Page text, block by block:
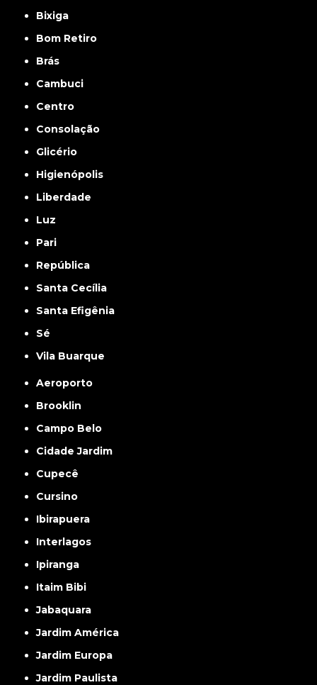
Bixiga
Bom Retiro
Brás
Cambuci
Centro
Consolação
Glicério
Higienópolis
Liberdade
Luz
Pari
República
Santa Cecília
Santa Efigênia
Sé
Vila Buarque
Aeroporto
Brooklin
Campo Belo
Cidade Jardim
Cupecê
Cursino
Ibirapuera
Interlagos
Ipiranga
Itaim Bibi
Jabaquara
Jardim América
Jardim Europa
Jardim Paulista